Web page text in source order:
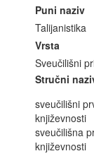
Puni naziv
Talijanistika
Vrsta
Sveučilišni
Stručni
sveučilišni
književnosti
sveučilišna
književnosti